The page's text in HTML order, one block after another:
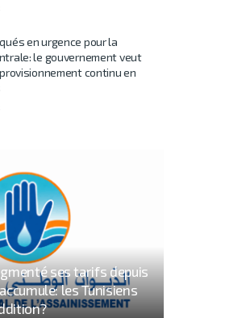
en urgence pour la
le gouvernement veut
continu en
ses tarifs depuis
les Tunisiens